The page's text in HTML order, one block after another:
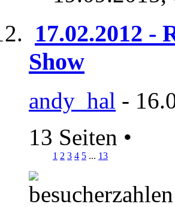
17.02.2012 -
Show
andy_hal -
13 Seiten •
1 2 3 4 5 ... 13